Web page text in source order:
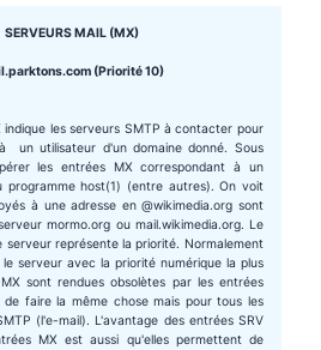
SERVEURS MAIL (MX)
(Priorité 10)
indique les serveurs SMTP à contacter pour
un utilisateur d'un domaine donné. Sous
les entrées MX correspondant à un
programme host(1) (entre autres). On voit
à une adresse en @wikimedia.org sont
mormo.org ou mail.wikimedia.org. Le
serveur représente la priorité. Normalement
serveur avec la priorité numérique la plus
sont rendues obsolètes par les entrées
de faire la même chose mais pour tous les
(l'e-mail). L'avantage des entrées SRV
MX est aussi qu'elles permettent de